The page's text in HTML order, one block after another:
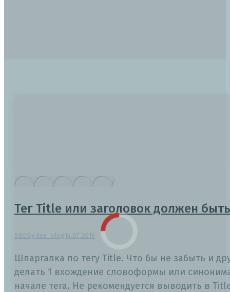
Тег Title или заголовок должен
SEO By dez_oleg 14.07.2016
Шпаргалка по тегу Title. Что бы не забыть и
делать 1 вхождение словоформы или
начале тега. Не рекомендуется выводить в